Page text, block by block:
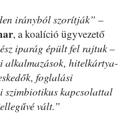
irányból szorítják” –
, a koalíció ügyvezető
iparág épült fel rajtuk –
alkalmazások, hitelkártya-
foglalási
szimbiotikus kapcsolattal
vált.”